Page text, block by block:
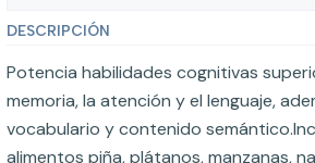
DESCRIPCIÓN
Potencia habilidades cognitivas
memoria, la atención y el lenguaje,
vocabulario y contenido
alimentos piña, plátanos, manzanas,